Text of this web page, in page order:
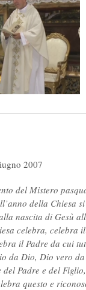
2007
del Mistero
della Chiesa
nascita di Gesù
celebra, celebra
il Padre da cui
da Dio, Dio vero
del Padre e del
questo e